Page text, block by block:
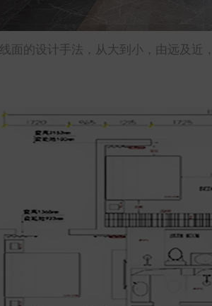
面的设计手法，从大到小，由远及近